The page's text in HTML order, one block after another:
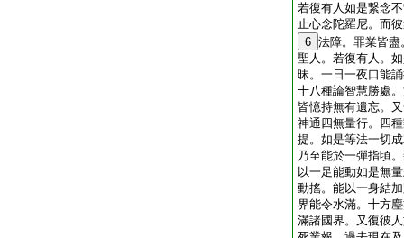
若復有人如是繋念
止心念陀羅尼。而
6 法障。罪業皆
聖人。若復有人。
昧。一日一夜口能
十八種論智慧勝處
皆憶持無有遺忘。
神通四無量行。四
提。如是等法一切
乃至能於一彈指頃
以一足能動如是無
動搖。能以一身結
界能令水滿。十方
滿諸國界。又復彼